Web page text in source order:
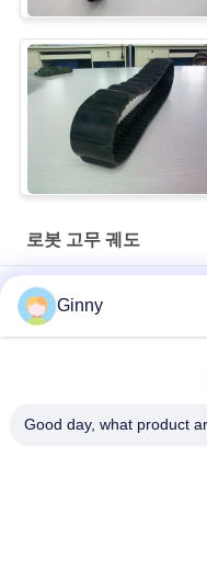
로봇 고무 궤도
고무 물자 작은 로봇은 바
다
Ginny
Good day, what product